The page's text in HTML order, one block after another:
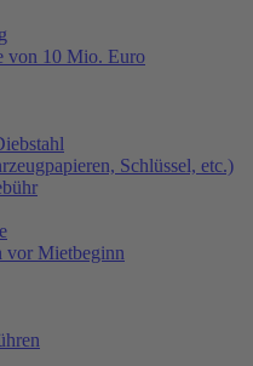
von 10 Mio. Euro
Schlüssel, etc.)
vor Mietbeginn